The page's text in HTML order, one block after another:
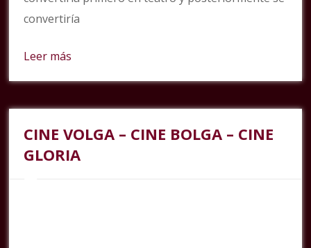
convertiría
Leer más
CINE VOLGA – CINE BOLGA – CINE
GLORIA